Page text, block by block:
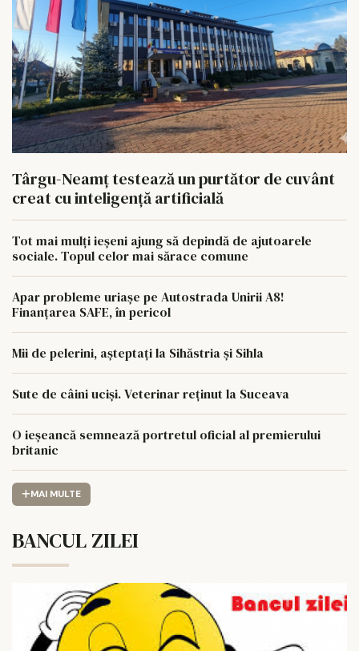
Târgu-Neamț testează un purtător de cuvânt
creat cu inteligență artificială
Tot mai mulți ieșeni ajung să depindă de ajutoarele
sociale. Topul celor mai sărace comune
Apar probleme uriașe pe Autostrada Unirii A8!
Finanțarea SAFE, în pericol
Mii de pelerini, așteptați la Sihăstria și Sihla
Sute de câini uciși. Veterinar reținut la Suceava
O ieșeancă semnează portretul oficial al premierului
britanic
MAI MULTE
BANCUL ZILEI